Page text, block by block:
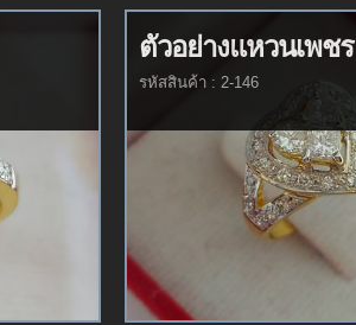
ตัวอย่างแหวนเพชร
รหัสสินค้า : 2-146